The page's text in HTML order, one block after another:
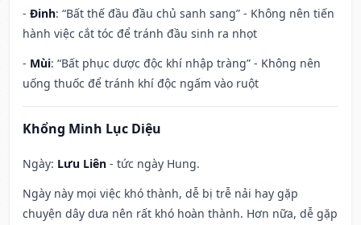
- Đinh: “Bất thế đầu đầu chủ sanh sang” - Không nên tiến
hành việc cắt tóc để tránh đầu sinh ra nhọt
- Mùi: “Bất phục dược độc khí nhập tràng” - Không nên
uống thuốc để tránh khí độc ngấm vào ruột
Khổng Minh Lục Diệu
Ngày: Lưu Liên - tức ngày Hung.
Ngày này mọi việc khó thành, dễ bị trễ nải hay gặp
chuyện dây dưa nên rất khó hoàn thành. Hơn nữa, dễ gặp